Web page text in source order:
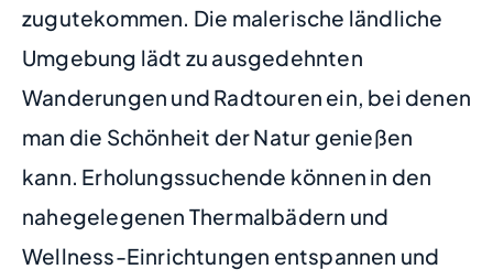
zugutekommen. Die malerische ländliche
Umgebung lädt zu ausgedehnten
Wanderungen und Radtouren ein, bei denen
man die Schönheit der Natur genießen
kann. Erholungssuchende können in den
nahegelegenen Thermalbädern und
Wellness-Einrichtungen entspannen und